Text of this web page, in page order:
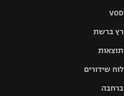
VOD
רץ ברשת
תוצאות
לוח שידורים
ברחבה